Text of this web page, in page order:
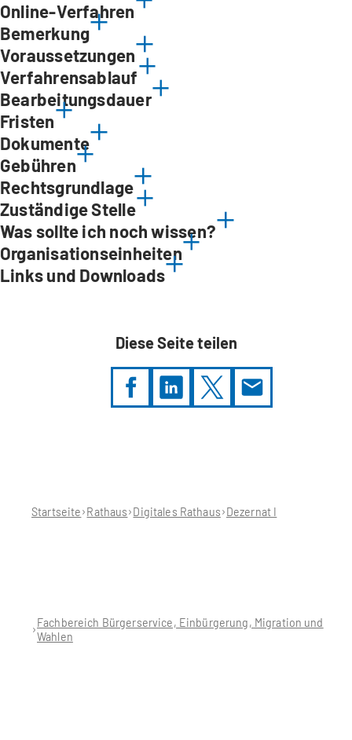
Online-Verfahren
Bemerkung
Voraussetzungen
Verfahrensablauf
Bearbeitungsdauer
Fristen
Dokumente
Gebühren
Rechtsgrundlage
Zuständige Stelle
Was sollte ich noch wissen?
Organisationseinheiten
Links und Downloads
Diese Seite teilen
hier:Startseite Rathaus Digitales Rathaus Dezernat I
Fachbereich Bürgerservice, Einbürgerung, Migration und
Wahlen